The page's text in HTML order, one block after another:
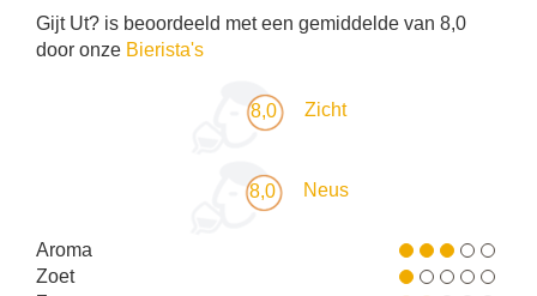
Gijt Ut? is beoordeeld met een gemiddelde van 8,0
door onze Bierista's
8,0 Zicht
8,0 Neus
Aroma
Zoet